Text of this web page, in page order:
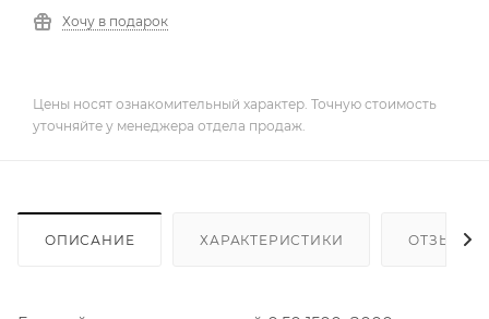
Хочу в подарок
Цены носят ознакомительный характер. Точную стоимость
уточняйте у менеджера отдела продаж.
ОПИСАНИЕ ХАРАКТЕРИСТИКИ ОТЗЫВЫ